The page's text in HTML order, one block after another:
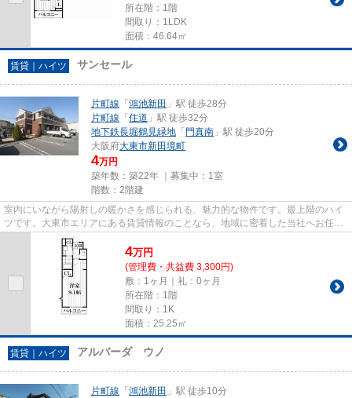
所在階：1階
間取り：1LDK
面積：46.64㎡
賃貸｜ハイツ サンセール
片町線 「 鴻池新田 」駅 徒歩28分
片町線 「 住道 」駅 徒歩32分
地下鉄長堀鶴見緑地 「 門真南 」駅 徒歩20分
大阪府大東市新田境町
4万円
築年数：築22年 ｜募集中： 1室
階数：2階建
室内にいながら陽射しの暖かさを感じられる、魅力的な物件です。最上階のハイ
ツです。大東市エリアにある賃貸情報のことなら、地域に密着した当社へお任せ
下さい。当社は、多種多様な...
4万円
(管理費・共益費 3,300円)
敷：1ヶ月｜礼：0ヶ月
所在階：1階
間取り：1K
面積：25.25㎡
賃貸｜ハイツ アルバーダ ウノ
片町線 「 鴻池新田 」駅 徒歩10分